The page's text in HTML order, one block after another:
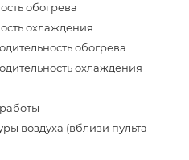
обогрева
охлаждения
обогрева
охлаждения
воздуха (вблизи пульта